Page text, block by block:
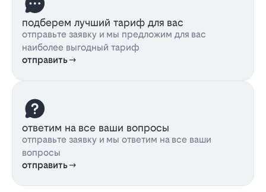
подберем лучший тариф для вас
отправьте заявку и мы предложим для вас
наиболее выгодный тариф
отправить
ответим на все ваши вопросы
отправьте заявку и мы ответим на все ваши
вопросы
отправить